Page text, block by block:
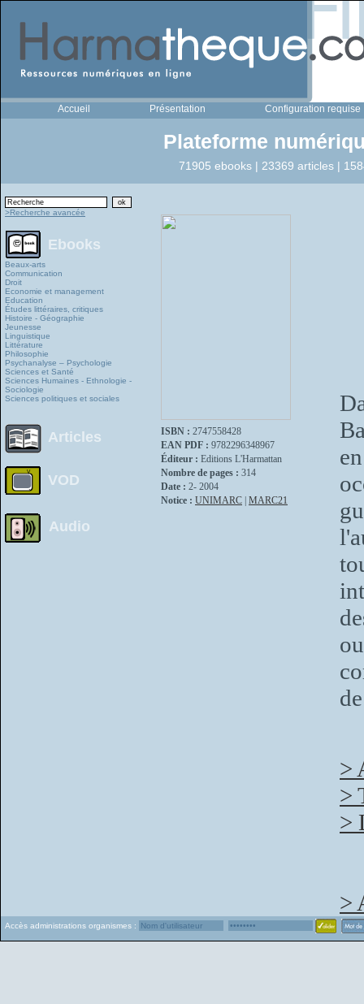
Accueil Présentation Configuration requise
Plateforme
71905 ebooks | 23369 articles |
>Recherche avancée
Ebooks
Beaux-arts
Communication
Droit
Economie et management
Education
Études littéraires, critiques
Histoire - Géographie
Jeunesse
Linguistique
Littérature
Philosophie
Psychanalyse – Psychologie
Sciences et Santé
Sciences Humaines - Ethnologie -
Sociologie
Sciences politiques et sociales
Articles
VOD
Audio
ISBN : 2747558428
EAN PDF : 9782296348967
Éditeur : Editions L'Harmattan
Nombre de pages : 314
Date : 2- 2004
Notice : UNIMARC MARC21
>
>
>
>
Accès administrations organismes :